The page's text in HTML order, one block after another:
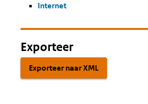
Internet
Exporteer
Exporteer naar XML